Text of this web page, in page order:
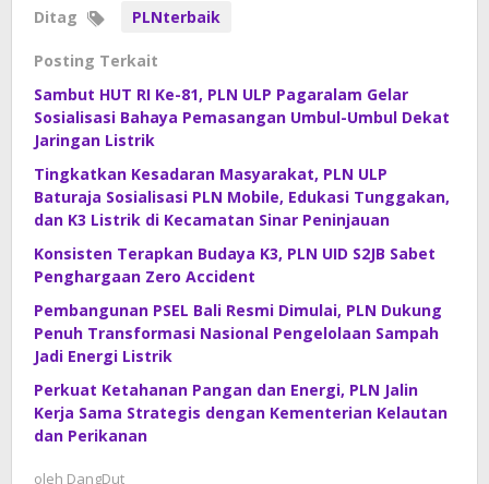
Ditag PLNterbaik
Posting Terkait
Sambut HUT RI Ke-81, PLN ULP Pagaralam Gelar
Sosialisasi Bahaya Pemasangan Umbul-Umbul Dekat
Jaringan Listrik
Tingkatkan Kesadaran Masyarakat, PLN ULP
Baturaja Sosialisasi PLN Mobile, Edukasi Tunggakan,
dan K3 Listrik di Kecamatan Sinar Peninjauan
Konsisten Terapkan Budaya K3, PLN UID S2JB Sabet
Penghargaan Zero Accident
Pembangunan PSEL Bali Resmi Dimulai, PLN Dukung
Penuh Transformasi Nasional Pengelolaan Sampah
Jadi Energi Listrik
Perkuat Ketahanan Pangan dan Energi, PLN Jalin
Kerja Sama Strategis dengan Kementerian Kelautan
dan Perikanan
oleh DangDut